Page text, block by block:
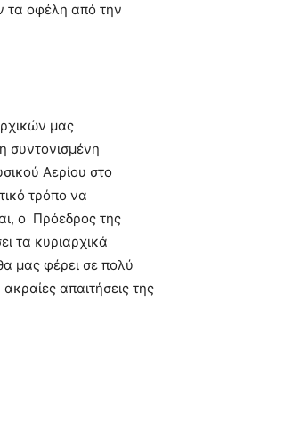
τα οφέλη από την
μας
συντονισμένη
Αερίου στο
τρόπο να
ο Πρόεδρος της
τα κυριαρχικά
μας φέρει σε πολύ
απαιτήσεις της